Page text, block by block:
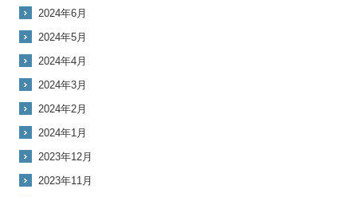
2024年6月
2024年5月
2024年4月
2024年3月
2024年2月
2024年1月
2023年12月
2023年11月